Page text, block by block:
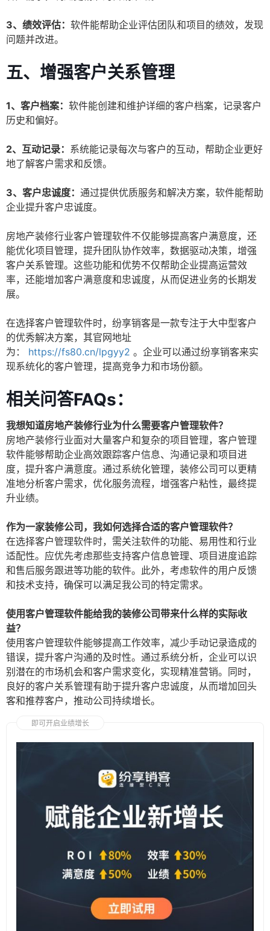
3、绩效评估： 软件能帮助企业评估团队和项目的绩效，发现
问题并改进。
五、增强客户关系管理
1、客户档案： 软件能创建和维护详细的客户档案，记录客户
历史和偏好。
2、互动记录： 系统能记录每次与客户的互动，帮助企业更好
地了解客户需求和反馈。
3、客户忠诚度： 通过提供优质服务和解决方案，软件能帮助
企业提升客户忠诚度。
房地产装修行业客户管理软件不仅能够提高客户满意度，还
能优化项目管理，提升团队协作效率，数据驱动决策，增强
客户关系管理。这些功能和优势不仅帮助企业提高运营效
率，还能增加客户满意度和忠诚度，从而促进业务的长期发
展。
在选择客户管理软件时，纷享销客是一款专注于大中型客户
的优秀解决方案，其官网地址
为：
https://fs80.cn/lpgyy2 。企业可以通过纷享销客来实
现系统化的客户管理，提高竞争力和市场份额。
相关问答FAQs：
我想知道房地产装修行业为什么需要客户管理软件？
房地产装修行业面对大量客户和复杂的项目管理，客户管理
软件能够帮助企业高效跟踪客户信息、沟通记录和项目进
度，提升客户满意度。通过系统化管理，装修公司可以更精
准地分析客户需求，优化服务流程，增强客户粘性，最终提
升业绩。
作为一家装修公司，我如何选择合适的客户管理软件？
在选择客户管理软件时，需关注软件的功能、易用性和行业
适配性。应优先考虑那些支持客户信息管理、项目进度追踪
和售后服务跟进等功能的软件。此外，考虑软件的用户反馈
和技术支持，确保可以满足我公司的特定需求。
使用客户管理软件能给我的装修公司带来什么样的实际收
益？
使用客户管理软件能够提高工作效率，减少手动记录造成的
错误，提升客户沟通的及时性。通过系统分析，企业可以识
别潜在的市场机会和客户需求变化，实现精准营销。同时，
良好的客户关系管理有助于提升客户忠诚度，从而增加回头
客和推荐客户，推动公司持续增长。
即可开启业绩增长